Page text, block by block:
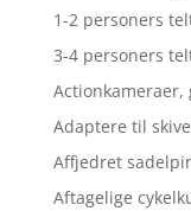
1-2 personers
3-4 personers
Actionkameraer,
Adaptere til
Affjedret
Aftagelige